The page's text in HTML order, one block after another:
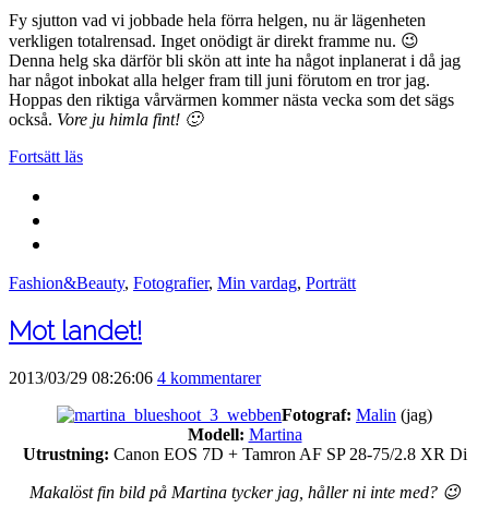
Fy sjutton vad vi jobbade hela förra helgen, nu är lägenheten
verkligen totalrensad. Inget onödigt är direkt framme nu. 😉
Denna helg ska därför bli skön att inte ha något inplanerat i då jag
har något inbokat alla helger fram till juni förutom en tror jag.
Hoppas den riktiga vårvärmen kommer nästa vecka som det sägs
också. Vore ju himla fint! 🙂
Fortsätt läs
Fashion&Beauty, Fotografier, Min vardag, Porträtt
Mot landet!
2013/03/29 08:26:06 4 kommentarer
Fotograf: Malin (jag)
Modell: Martina
Utrustning: Canon EOS 7D + Tamron AF SP 28-75/2.8 XR Di
Makalöst fin bild på Martina tycker jag, håller ni inte med? 😉